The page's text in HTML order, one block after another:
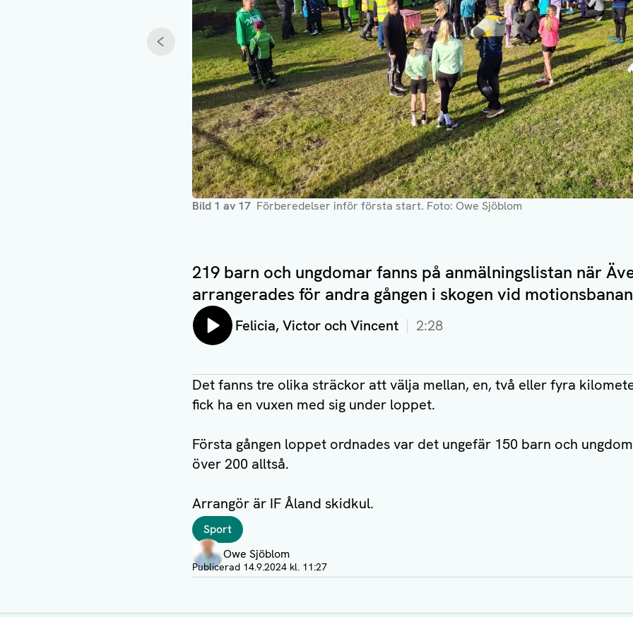
Bild 1 av 17 Förberedelser inför första start. Foto: Owe Sjöblom
Föregående
219 barn och ungdomar fanns på anmälningslistan när
arrangerades för andra gången i skogen vid
Lyssna på:
Felicia, Victor och Vincent 2:28
Det fanns tre olika sträckor att välja mellan, en, två eller fyra
fick ha en vuxen med sig under loppet.
Första gången loppet ordnades var det ungefär 150 barn och
över 200 alltså.
Arrangör är IF Åland skidkul.
Taggar
Sport
Författare
Owe Sjöblom
Visa profil
Publicerad 14.9.2024 kl. 11:27